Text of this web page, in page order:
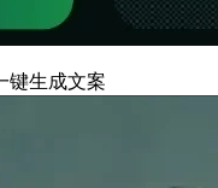
键生成文案